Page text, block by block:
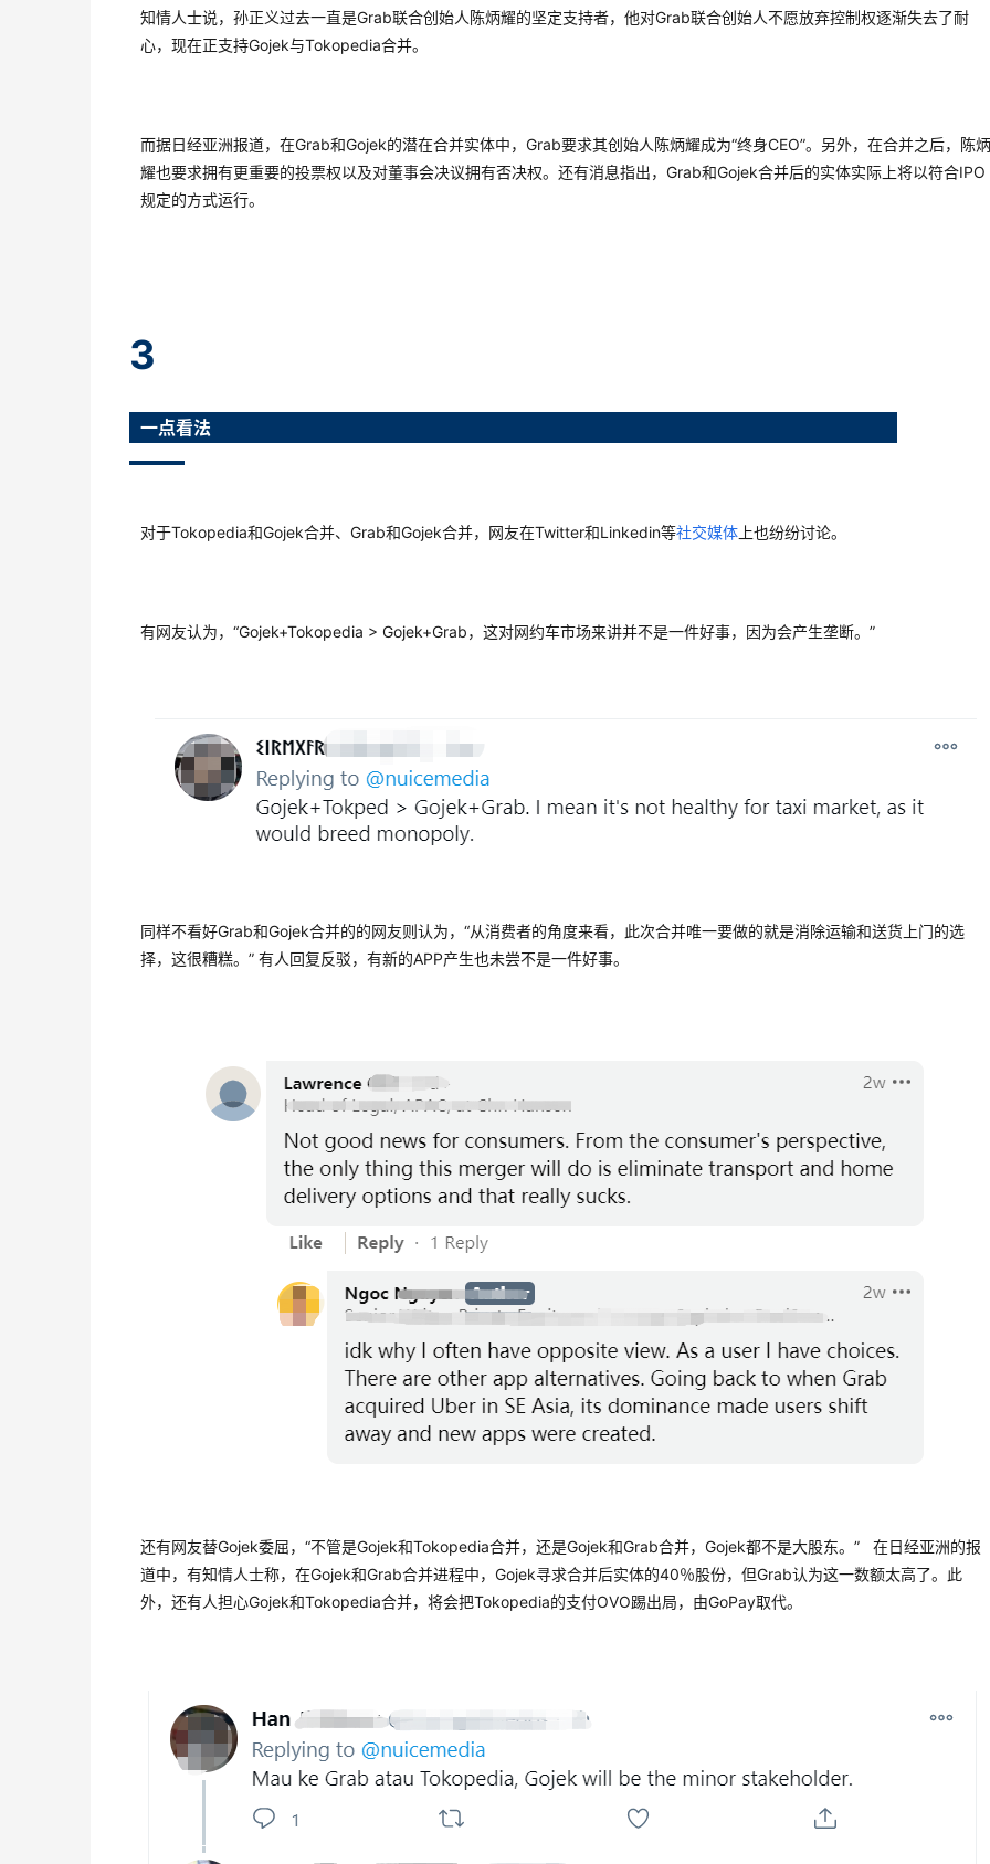
知情人士说，孙正义过去一直是Grab联合创始人陈炳耀的坚定支持者，他对Grab联合创始人不愿放弃控制权逐渐失去了耐
心，现在正支持Gojek与Tokopedia合并。
而据日经亚洲报道，在Grab和Gojek的潜在合并实体中，Grab要求其创始人陈炳耀成为“终身CEO”。另外，在合并之后，陈炳
耀也要求拥有更重要的投票权以及对董事会决议拥有否决权。还有消息指出，Grab和Gojek合并后的实体实际上将以符合IPO
规定的方式运行。
3
一点看法
对于Tokopedia和Gojek合并、Grab和Gojek合并，网友在Twitter和Linkedin等社交媒体 上也纷纷讨论。
有网友认为，“Gojek+Tokopedia > Gojek+Grab，这对网约车市场来讲并不是一件好事，因为会产生垄断。”
同样不看好Grab和Gojek合并的的网友则认为，“从消费者的角度来看，此次合并唯一要做的就是消除运输和送货上门的选
择，这很糟糕。” 有人回复反驳，有新的APP产生也未尝不是一件好事。
还有网友替Gojek委屈，“不管是Gojek和Tokopedia合并，还是Gojek和Grab合并，Gojek都不是大股东。” 在日经亚洲的报
道中，有知情人士称，在Gojek和Grab合并进程中，Gojek寻求合并后实体的40％股份，但Grab认为这一数额太高了。此
外，还有人担心Gojek和Tokopedia合并，将会把Tokopedia的支付OVO踢出局，由GoPay取代。